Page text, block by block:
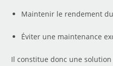
Maintenir le rendement
Éviter une maintenance
Il constitue donc une